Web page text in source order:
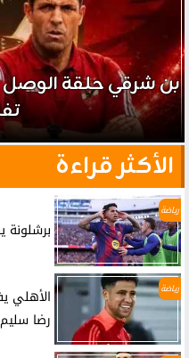
بن شرقي حلقة الوصل
الأكثر قراءة
رياضة
برشلونة
رياضة
الأهلي
رضا